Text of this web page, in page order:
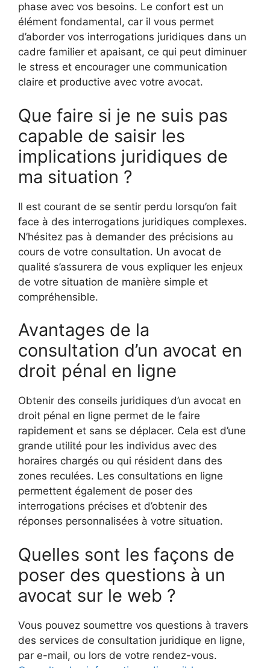
phase avec vos besoins. Le confort est un
élément fondamental, car il vous permet
d’aborder vos interrogations juridiques dans un
cadre familier et apaisant, ce qui peut diminuer
le stress et encourager une communication
claire et productive avec votre avocat.
Que faire si je ne suis pas
capable de saisir les
implications juridiques de
ma situation ?
Il est courant de se sentir perdu lorsqu’on fait
face à des interrogations juridiques complexes.
N’hésitez pas à demander des précisions au
cours de votre consultation. Un avocat de
qualité s’assurera de vous expliquer les enjeux
de votre situation de manière simple et
compréhensible.
Avantages de la
consultation d’un avocat en
droit pénal en ligne
Obtenir des conseils juridiques d’un avocat en
droit pénal en ligne permet de le faire
rapidement et sans se déplacer. Cela est d’une
grande utilité pour les individus avec des
horaires chargés ou qui résident dans des
zones reculées. Les consultations en ligne
permettent également de poser des
interrogations précises et d’obtenir des
réponses personnalisées à votre situation.
Quelles sont les façons de
poser des questions à un
avocat sur le web ?
Vous pouvez soumettre vos questions à travers
des services de consultation juridique en ligne,
par e-mail, ou lors de votre rendez-vous.